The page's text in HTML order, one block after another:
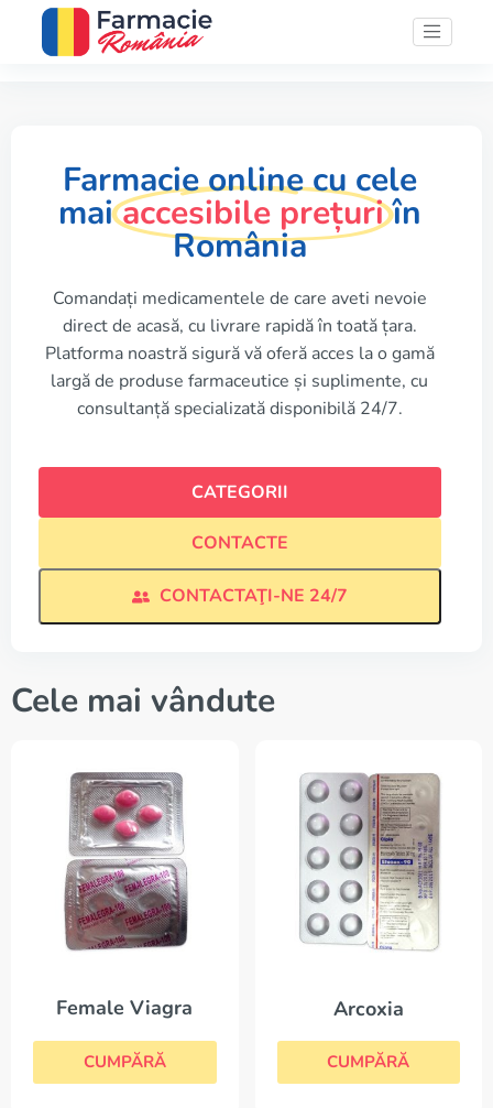
Farmacie online cu cele
maiaccesibile prețuriîn
România
Comandați medicamentele de care aveti nevoie
direct de acasă, cu livrare rapidă în toată țara.
Platforma noastră sigură vă oferă acces la o gamă
largă de produse farmaceutice și suplimente, cu
consultanță specializată disponibilă 24/7.
CATEGORII
CONTACTE
CONTACTAŢI-NE 24/7
Cele mai vândute
Female Viagra
CUMPĂRĂ
Arcoxia
CUMPĂRĂ